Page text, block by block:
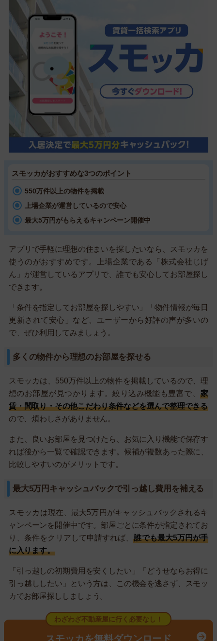
スモッカがおすすめな3つのポイント
550万件以上の物件を掲載
上場企業が運営しているので安心
最大5万円がもらえるキャンペーン開催中
アプリで手軽に理想の住まいを探したいなら、スモッカを
使うのがおすすめです。上場企業である「株式会社じげ
ん」が運営しているアプリで、誰でも安心してお部屋探し
できます。
「条件を指定してお部屋を探しやすい」「物件情報が毎日
更新されて安心」など、ユーザーから好評の声が多いの
で、ぜひ利用してみましょう。
多くの物件から理想のお部屋を探せる
スモッカは、550万件以上の物件を掲載しているので、理
想のお部屋が見つかります。絞り込み機能も豊富で、家
賃・間取り・その他こだわり条件などを選んで整理できる
ので、煩わしさがありません。
また、良いお部屋を見つけたら、お気に入り機能で保存す
れば後から一覧で確認できます。候補が複数あった際に、
比較しやすいのがメリットです。
最大5万円キャッシュバックで引っ越し費用を補える
スモッカは現在、最大5万円がキャッシュバックされるキ
ャンペーンを開催中です。部屋ごとに条件が指定されてお
り、条件をクリアして申請すれば、誰でも最大5万円が手
に入ります。
「引っ越しの初期費用を安くしたい」「どうせならお得に
引っ越ししたい」という方は、この機会を逃さず、スモッ
カでお部屋探ししましょう。
わざわざ不動産屋に行く必要なし！
スモッカを無料ダウンロード